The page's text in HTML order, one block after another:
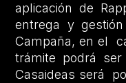
aplicación de
entrega y
Campaña, en el
trámite podrá
Casaideas será